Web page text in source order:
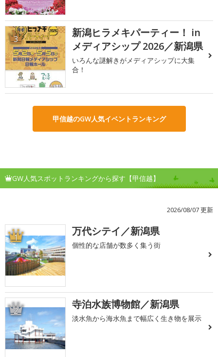
3
新潟ヒラメキパーティー！ in
メディアシップ 2026／新潟県
いろんな謎解きがメディアシップに大集
合！
甲信越のGW人気イベントランキング
GW人気スポットランキングから探す【甲信越】
2026/08/07 更新
1 万代シテイ／新潟県
個性的な店舗が数多く集う街
2 寺泊水族博物館／新潟県
淡水魚から海水魚まで幅広く生き物を展示